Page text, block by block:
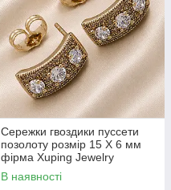
Сережки гвоздики пуссети
позолоту розмір 15 Х 6 мм
фірма Xuping Jewelry
золотисті напівкруги з
кристалами
В наявності